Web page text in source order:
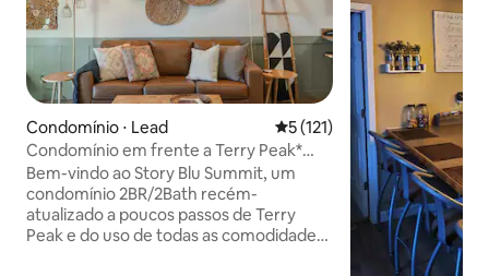
Condomínio ⋅ Lead 5 de uma avaliação média
5 (121)
Condomínio em frente a Terry Peak*
Banheira quente *Espaçoso
Bem-vindo ao Story Blu Summit, um
condomínio 2BR/2Bath recém-
atualizado a poucos passos de Terry
Peak e do uso de todas as comodidades